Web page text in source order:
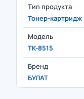
Тип продукта
Тонер-картридж
Модель
TK-8515
Бренд
БУЛАТ